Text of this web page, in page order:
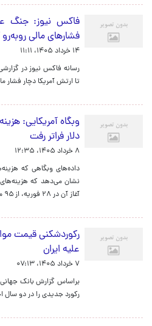
فاکس نیوز: جنگ
فشارهای مالی
۱۴ خرداد ۱۴۰۵، ۱۱:۱۱
رسانه فاکس نیوز در
تا ارتش آمریکا دچار فشار
دلار فراتر رفت
۸ خرداد ۱۴۰۵، ۱۲:۳۵
داده‌های وبگاهی که
نشان می‌دهد که هزینه‌های
آغاز آن در ۲۸ فوریه، از ۹۵ میلیارد دلار فراتر رفته است.
رکوردشکنی قیمت
علیه ایران
۷ خرداد ۱۴۰۵، ۰۷:۱۳
براساس گزارش بانک
رکورد جدیدی را در دو سال